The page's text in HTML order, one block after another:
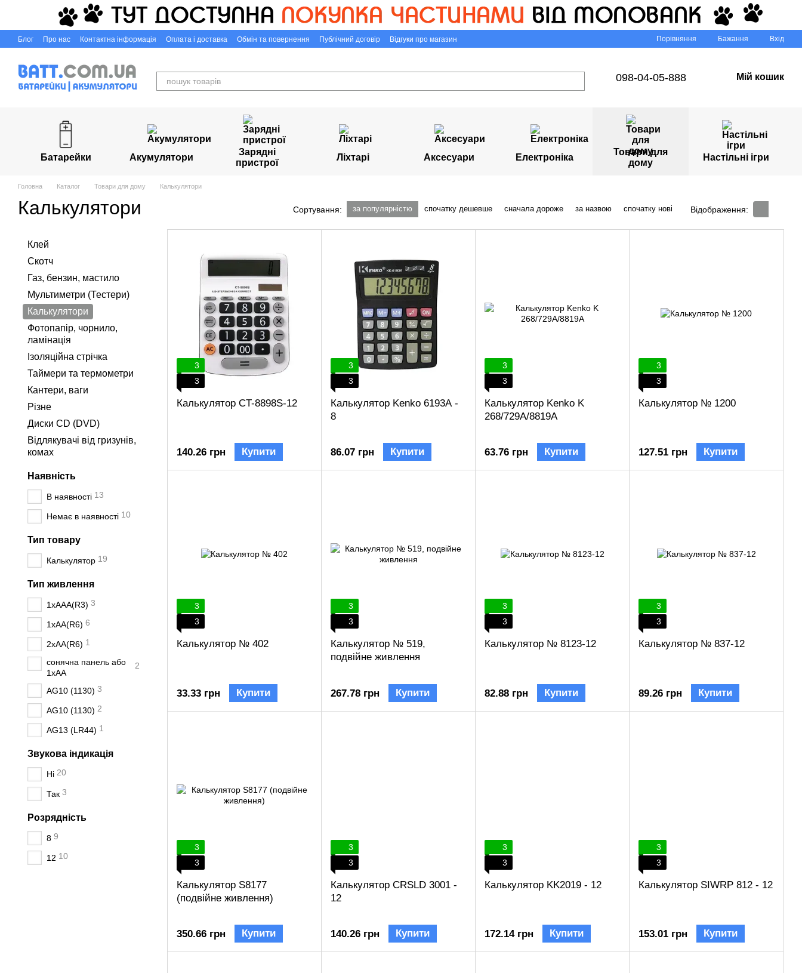
Перейти до основного контенту
Блог Про нас Контактна інформація Оплата і доставка Обмін та повернення Публічний договір
Відгуки про магазин
Порівняння Бажання Вхід
098-04-05-888 Мій кошик
Батарейки Акумулятори
Зарядні
пристрої
Ліхтарі Аксесуари Електроніка
Товари для
дому
Настільні ігри
Головна Каталог Товари для дому Калькулятори
Калькулятори Сортування: за популярністю спочатку дешевше сначала дороже за назвою спочатку нові Відображення:
3
3
Калькулятор CT-8898S-12
140.26 грн Купити
3
3
Калькулятор Kenko 6193A -
8
86.07 грн Купити
3
3
Калькулятор Kenko K
268/729A/8819A
63.76 грн Купити
3
3
Калькулятор № 1200
127.51 грн Купити
3
3
Калькулятор № 402
33.33 грн Купити
3
3
Калькулятор № 519,
подвійне живлення
267.78 грн Купити
3
3
Калькулятор № 8123-12
82.88 грн Купити
3
3
Калькулятор № 837-12
89.26 грн Купити
3
3
Калькулятор S8177
(подвійне живлення)
350.66 грн Купити
3
3
Калькулятор CRSLD 3001 -
12
140.26 грн Купити
3
3
Калькулятор KK2019 - 12
172.14 грн Купити
3
3
Калькулятор SIWRP 812 - 12
153.01 грн Купити
Клей
Скотч
Газ, бензин, мастило
Мультиметри (Тестери)
Калькулятори
Фотопапір, чорнило,
ламінація
Ізоляційна стрічка
Таймери та термометри
Кантери, ваги
Різне
Диски CD (DVD)
Відлякувачі від гризунів,
комах
Наявність
В наявності 13
Немає в наявності 10
Тип товару
Калькулятор 19
Тип живлення
1xAAA(R3) 3
1xAA(R6) 6
2xAA(R6) 1
сонячна панель або
1хАА
2
AG10 (1130) 3
AG10 (1130) 2
AG13 (LR44) 1
Звукова індикація
Ні 20
Так 3
Розрядність
8 9
12 10